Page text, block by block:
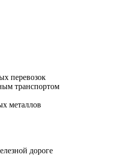
перевозок
транспортом
металлов
дороге